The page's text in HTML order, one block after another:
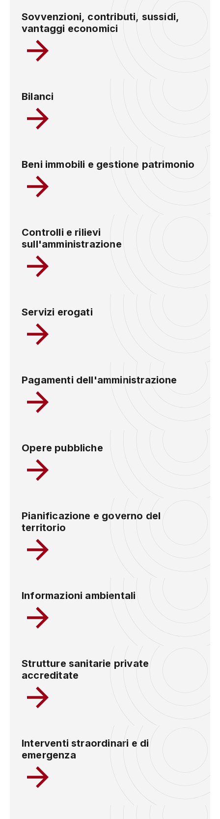
Sovvenzioni, contributi, sussidi,
vantaggi economici
Bilanci
Beni immobili e gestione patrimonio
Controlli e rilievi
sull'amministrazione
Servizi erogati
Pagamenti dell'amministrazione
Opere pubbliche
Pianificazione e governo del
territorio
Informazioni ambientali
Strutture sanitarie private
accreditate
Interventi straordinari e di
emergenza